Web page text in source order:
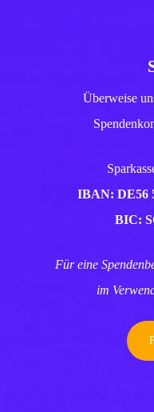
Überweise
IBAN: DE56
BIC:
Für eine
im